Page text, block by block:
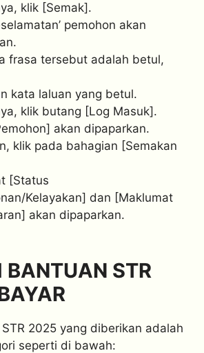
klik [Semak].
pemohon akan
frasa tersebut adalah betul,
kata laluan yang betul.
klik butang [Log Masuk].
akan dipaparkan.
klik pada bahagian [Semakan
[Status
Kelayakan] dan [Maklumat
akan dipaparkan.
STR
2025 yang diberikan adalah
seperti di bawah: